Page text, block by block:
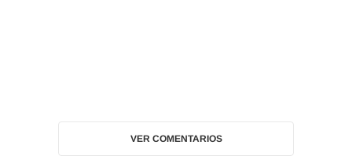
VER COMENTARIOS